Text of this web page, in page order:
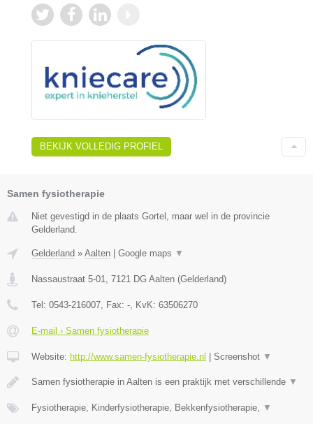
BEKIJK VOLLEDIG PROFIEL
Samen fysiotherapie
Niet gevestigd in de plaats Gortel, maar wel in de provincie
Gelderland.
Gelderland » Aalten Google maps ▼
Nassaustraat 5-01 7121 DG Aalten (Gelderland)
Tel: 0543-216007 , Fax: - , KvK: 63506270
E-mail › Samen fysiotherapie
Website: http://www.samen-fysiotherapie.nl Screenshot ▼
Samen fysiotherapie in Aalten is een praktijk met verschillende ▼
Fysiotherapie, Kinderfysiotherapie, Bekkenfysiotherapie, ▼